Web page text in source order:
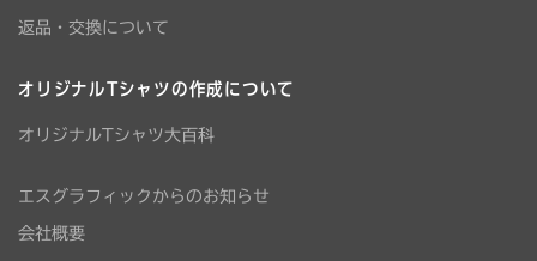
返品・交換について
オリジナルTシャツの作成について
オリジナルTシャツ大百科
エスグラフィックからのお知らせ
会社概要